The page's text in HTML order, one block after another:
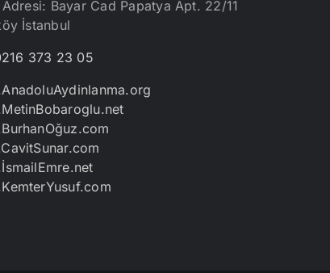
Bayar Cad Papatya Apt. 22/11
İstanbul
373 23 05